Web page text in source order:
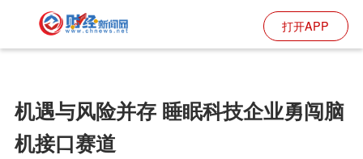
打开APP
机遇与风险并存 睡眠科技企业勇闯脑
机接口赛道